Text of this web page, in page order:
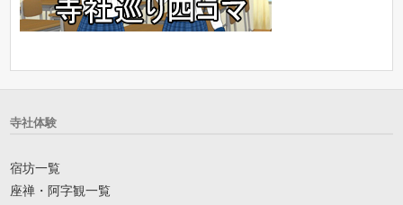
寺社体験
宿坊一覧
座禅・阿字観一覧